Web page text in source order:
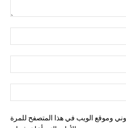
وموقع الويب في هذا المتصفح للمرة